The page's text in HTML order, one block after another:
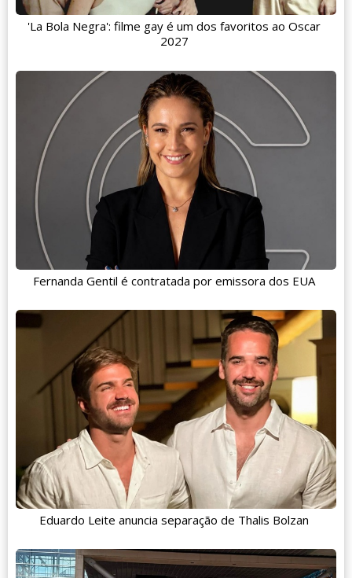
'La Bola Negra': filme gay é um dos favoritos ao Oscar
2027
Fernanda Gentil é contratada por emissora dos EUA
Eduardo Leite anuncia separação de Thalis Bolzan